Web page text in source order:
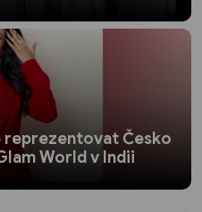
reprezentovat Česko
World v Indii